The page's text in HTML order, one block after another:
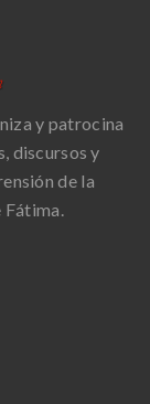
y patrocina
discursos y
de la
Fátima.